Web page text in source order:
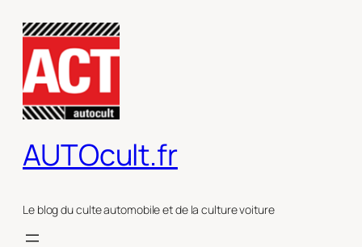
contenu
AUTOcult.fr
Le blog du culte automobile et de la culture voiture